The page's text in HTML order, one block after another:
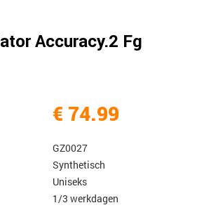
Accuracy.2 Fg
€ 74.99
GZ0027
Synthetisch
Uniseks
1/3 werkdagen